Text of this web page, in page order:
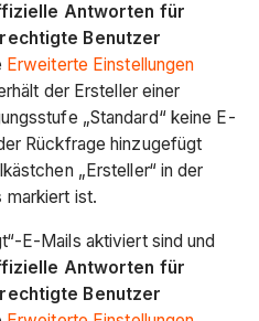
Antworten für
Benutzer
Erweiterte Einstellungen
der Ersteller einer
„Standard“ keine E-
Rückfrage hinzugefügt
„Ersteller“ in der
markiert ist.
E-Mails aktiviert sind und
Antworten für
Benutzer